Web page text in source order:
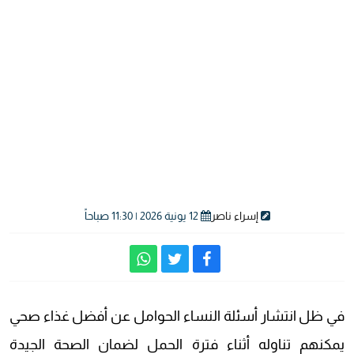
إسراء ناصر
في ظل انتشار أسئلة النساء الحوامل عن أفضل غذاء صحي
يمكنهم تناوله أثناء فترة الحمل لضمان الصحة الجيدة